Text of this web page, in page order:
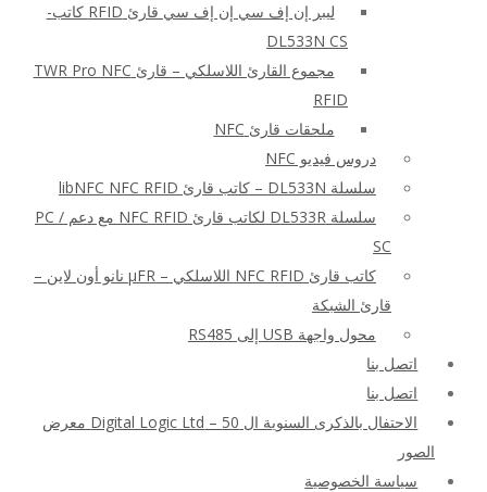
ليبر إن إف سي إن إف سي قارئ RFID كاتب-
DL533N CS
مجموع القارئ اللاسلكي – قارئ TWR Pro NFC
RFID
ملحقات قارئ NFC
دروس فيديو NFC
سلسلة DL533N – كاتب قارئ libNFC NFC RFID
سلسلة DL533R لكاتب قارئ NFC RFID مع دعم PC /
SC
كاتب قارئ NFC RFID اللاسلكي – μFR نانو أون لاين –
قارئ الشبكة
محول واجهة USB إلى RS485
اتصل بنا
اتصل بنا
الاحتفال بالذكرى السنوية ال 50 – Digital Logic Ltd معرض
الصور
سياسة الخصوصية